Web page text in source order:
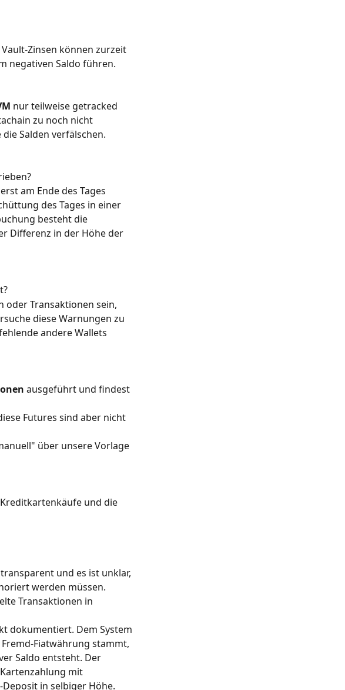
Vault-Zinsen können zurzeit
negativen Saldo führen.
nur teilweise getracked
zu noch nicht
Salden verfälschen.
am Ende des Tages
des Tages in einer
besteht die
Differenz in der Höhe der
oder Transaktionen sein,
diese Warnungen zu
andere Wallets
ausgeführt und findest
Futures sind aber nicht
über unsere Vorlage
und die
und es ist unklar,
werden müssen.
Transaktionen in
dokumentiert. Dem System
Fiatwährung stammt,
Saldo entsteht. Der
mit
in selbiger Höhe.